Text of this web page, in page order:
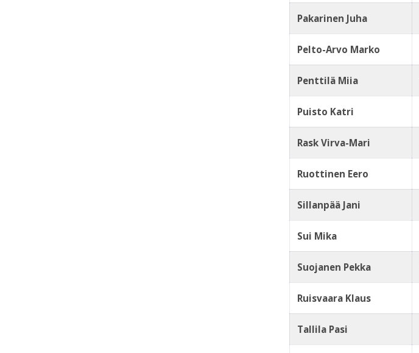
Pakarinen Juha
Pelto-Arvo Marko
Penttilä Miia
Puisto Katri
Rask Virva-Mari
Ruottinen Eero
Sillanpää Jani
Sui Mika
Suojanen Pekka
Ruisvaara Klaus
Tallila Pasi